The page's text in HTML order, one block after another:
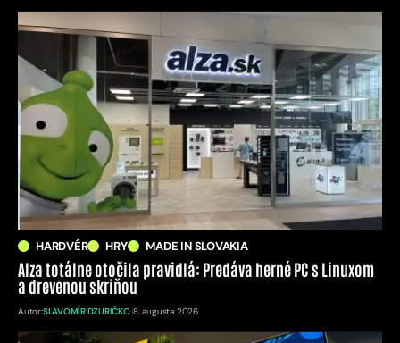
HARDVÉR HRY MADE IN SLOVAKIA
Alza totálne otočila pravidlá: Predáva herné PC s Linuxom
a drevenou skriňou
Autor:SLAVOMÍR DZURIČKO 8. augusta 2026